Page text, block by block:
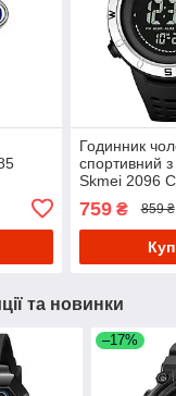
Годинник
спортивний
Skmei 2096
759₴ 859 ₴
та новинки
–17%